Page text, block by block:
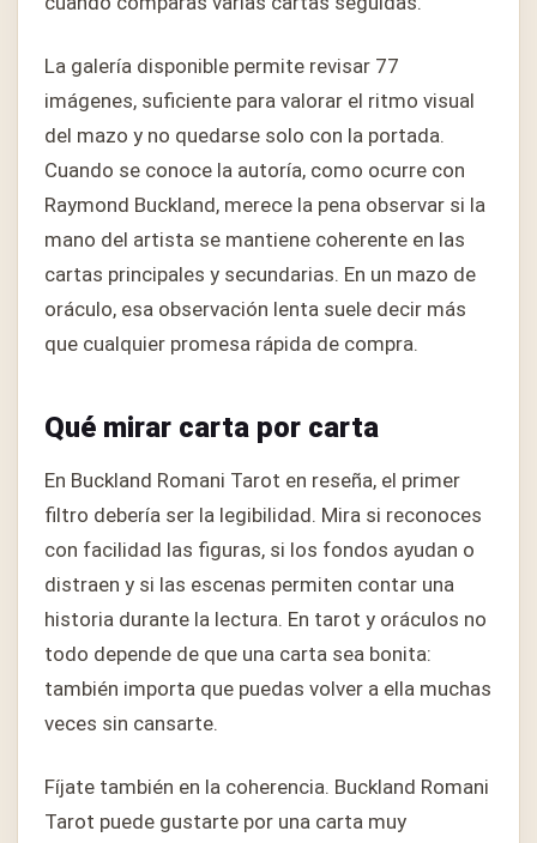
La galería disponible permite revisar 77
imágenes, suficiente para valorar el ritmo visual
del mazo y no quedarse solo con la portada.
Cuando se conoce la autoría, como ocurre con
Raymond Buckland, merece la pena observar si la
mano del artista se mantiene coherente en las
cartas principales y secundarias. En un mazo de
oráculo, esa observación lenta suele decir más
que cualquier promesa rápida de compra.
Qué mirar carta por carta
En Buckland Romani Tarot en reseña, el primer
filtro debería ser la legibilidad. Mira si reconoces
con facilidad las figuras, si los fondos ayudan o
distraen y si las escenas permiten contar una
historia durante la lectura. En tarot y oráculos no
todo depende de que una carta sea bonita:
también importa que puedas volver a ella muchas
veces sin cansarte.
Fíjate también en la coherencia. Buckland Romani
Tarot puede gustarte por una carta muy